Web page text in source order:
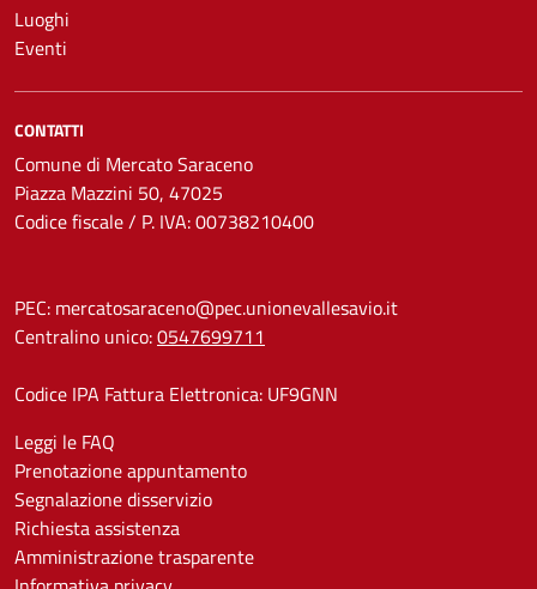
Luoghi
Eventi
CONTATTI
Comune di Mercato Saraceno
Piazza Mazzini 50, 47025
Codice fiscale / P. IVA: 00738210400
PEC: mercatosaraceno@pec.unionevallesavio.it
Centralino unico:0547699711
Codice IPA Fattura Elettronica: UF9GNN
Leggi le FAQ
Prenotazione appuntamento
Segnalazione disservizio
Richiesta assistenza
Amministrazione trasparente